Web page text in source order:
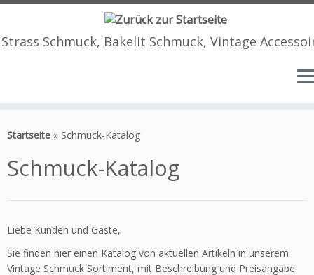
Inhalt
Strass Schmuck, Bakelit Schmuck, Vintage
Startseite » Schmuck-Katalog
Schmuck-Katalog
Liebe Kunden und Gäste,
Sie finden hier einen Katalog von aktuellen Artikeln in unserem
Vintage Schmuck Sortiment, mit Beschreibung und Preisangabe.